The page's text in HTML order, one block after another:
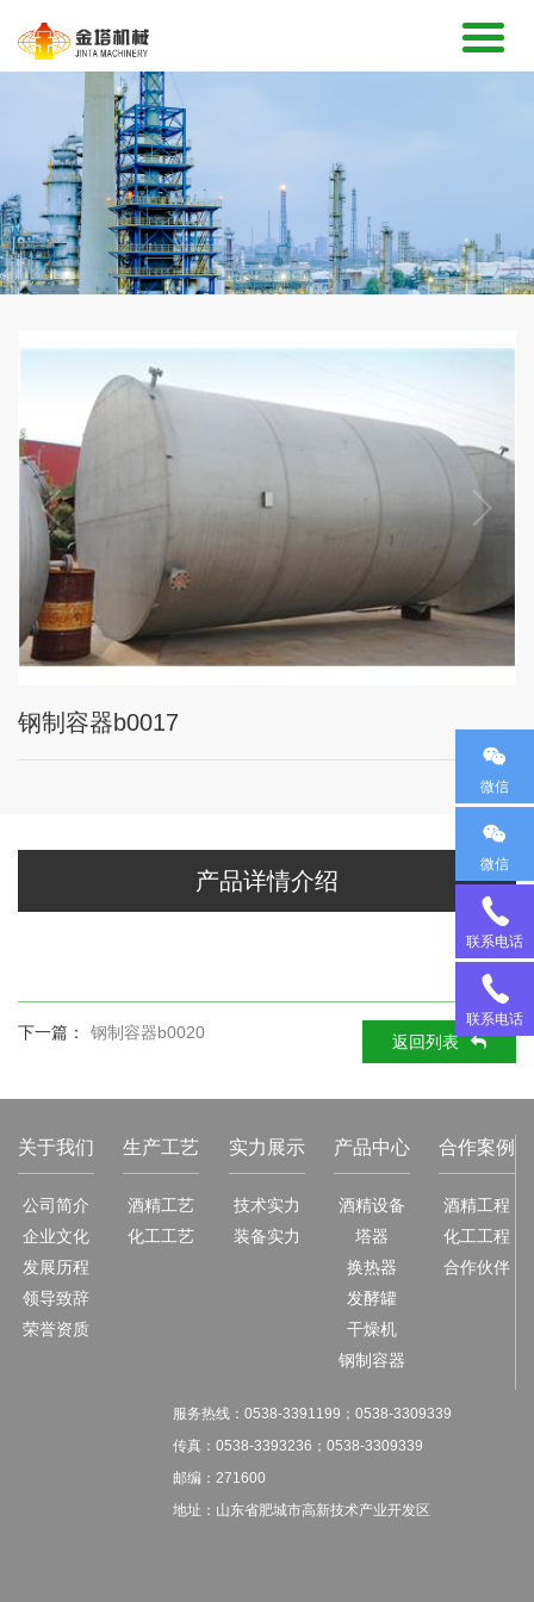
钢制容器b0017
产品详情介绍
下一篇： 钢制容器b0020 返回列表
关于我们
公司简介
企业文化
发展历程
领导致辞
荣誉资质
生产工艺
酒精工艺
化工工艺
实力展示
技术实力
装备实力
产品中心
酒精设备
塔器
换热器
发酵罐
干燥机
钢制容器
合作案例
酒精工程
化工工程
合作伙伴
服务热线： 0538-3391199； 0538-3309339
传真： 0538-3393236； 0538-3309339
邮编：271600
地址：山东省肥城市高新技术产业开发区
微信
微信
联系电话
13
35
22
90
联系电话
18
38